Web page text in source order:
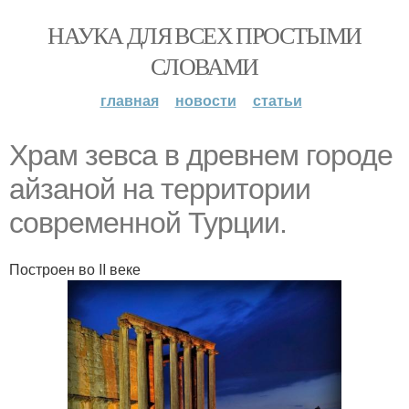
НАУКА ДЛЯ ВСЕХ ПРОСТЫМИ
СЛОВАМИ
главная новости статьи
Храм зевса в древнем городе
айзаной на территории
современной Турции.
Построен во II веке